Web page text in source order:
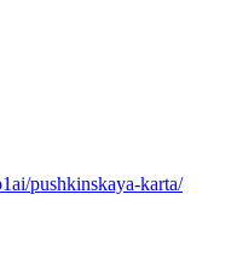
pushkinskaya-karta/